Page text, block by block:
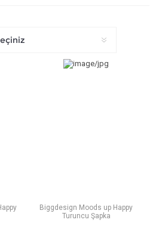
Biggdesign Moods up Happy
Turuncu Şapka